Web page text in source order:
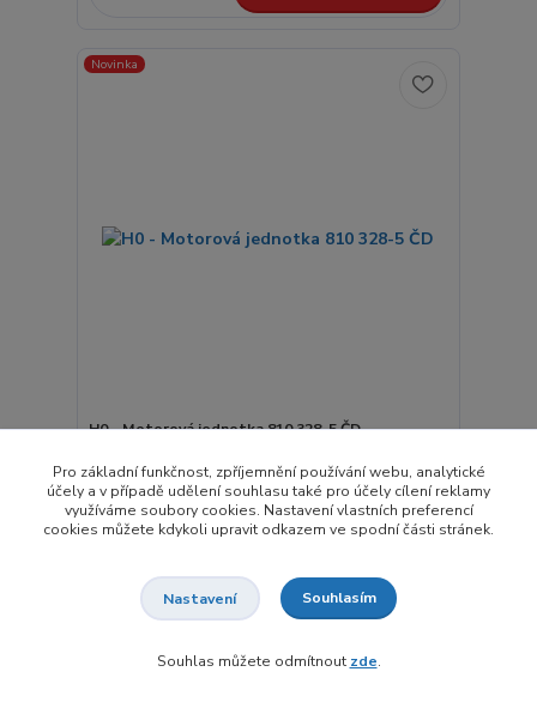
Novinka
H0 - Motorová jednotka 810 328-5 ČD
9 450,00 Kč/ks
7 809,92 Kčbez DPH
Není skladem
Pro základní funkčnost, zpříjemnění používání webu, analytické
účely a v případě udělení souhlasu také pro účely cílení reklamy
využíváme soubory cookies. Nastavení vlastních preferencí
cookies můžete kdykoli upravit odkazem ve spodní části stránek.
Nastavení Souhlasím
Souhlas můžete odmítnout zde.